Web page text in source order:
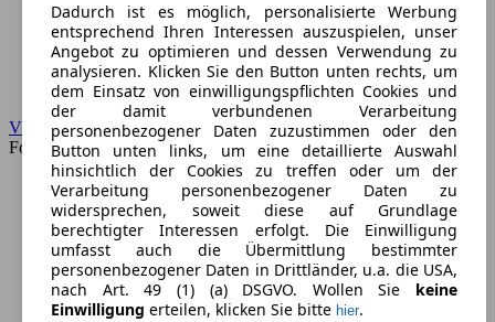
VW
Forum
Dadurch ist es möglich, personalisierte Werbung
entsprechend Ihren Interessen auszuspielen, unser
Angebot zu optimieren und dessen Verwendung zu
analysieren. Klicken Sie den Button unten rechts, um
dem Einsatz von einwilligungspflichten Cookies und
der damit verbundenen Verarbeitung
personenbezogener Daten zuzustimmen oder den
Button unten links, um eine detaillierte Auswahl
hinsichtlich der Cookies zu treffen oder um der
Verarbeitung personenbezogener Daten zu
widersprechen, soweit diese auf Grundlage
berechtigter Interessen erfolgt. Die Einwilligung
umfasst auch die Übermittlung bestimmter
personenbezogener Daten in Drittländer, u.a. die USA,
nach Art. 49 (1) (a) DSGVO. Wollen Sie keine
Einwilligung erteilen, klicken Sie bitte hier.